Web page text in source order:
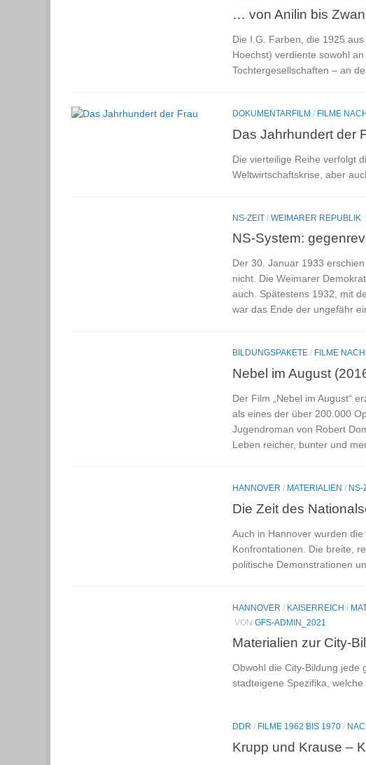
… von Anilin bis
Die I.G. Farben, die 1925
Hoechst) verdiente sowohl
Tochtergesellschaften – an
DOKUMENTARFILM / FILME
Das Jahrhundert der
Die vierteilige Reihe verfolgt
Weltwirtschaftskrise, aber
NS-ZEIT / WEIMARER REPUBLIK
NS-System:
Der 30. Januar 1933
nicht. Die Weimarer
auch. Spätestens 1932, mit
war das Ende der ungefähr
BILDUNGSPAKETE / FILME
Nebel im August
Der Film „Nebel im August“
als eines der über 200.000
Jugendroman von Robert
Leben reicher, bunter und
HANNOVER / MATERIALIEN / NS-
Die Zeit des
Auch in Hannover wurden
Konfrontationen. Die breite,
politische Demonstrationen
HANNOVER / KAISERREICH /
VON GFS-ADMIN_2021
Materialien zur City-
Obwohl die City-Bildung jede
stadteigene Spezifika,
DDR / FILME 1962 BIS 1970 /
Krupp und Krause –